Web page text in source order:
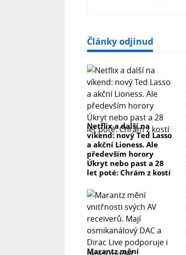
Články odjinud
Netflix a další na
víkend: nový Ted Lasso
a akční Lioness. Ale
především horory
Úkryt nebo past a 28
let poté: Chrám z kostí
Marantz mění